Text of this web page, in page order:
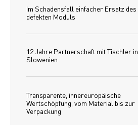
Im Schadensfall einfacher Ersatz des
defekten Moduls
12 Jahre Partnerschaft mit Tischler in
Slowenien
Transparente, innereuropäische
Wertschöpfung, vom Material bis zur
Verpackung